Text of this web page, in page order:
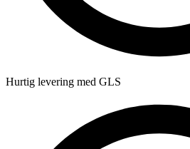
Hurtig levering med GLS